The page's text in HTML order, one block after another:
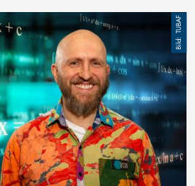
TUBAF